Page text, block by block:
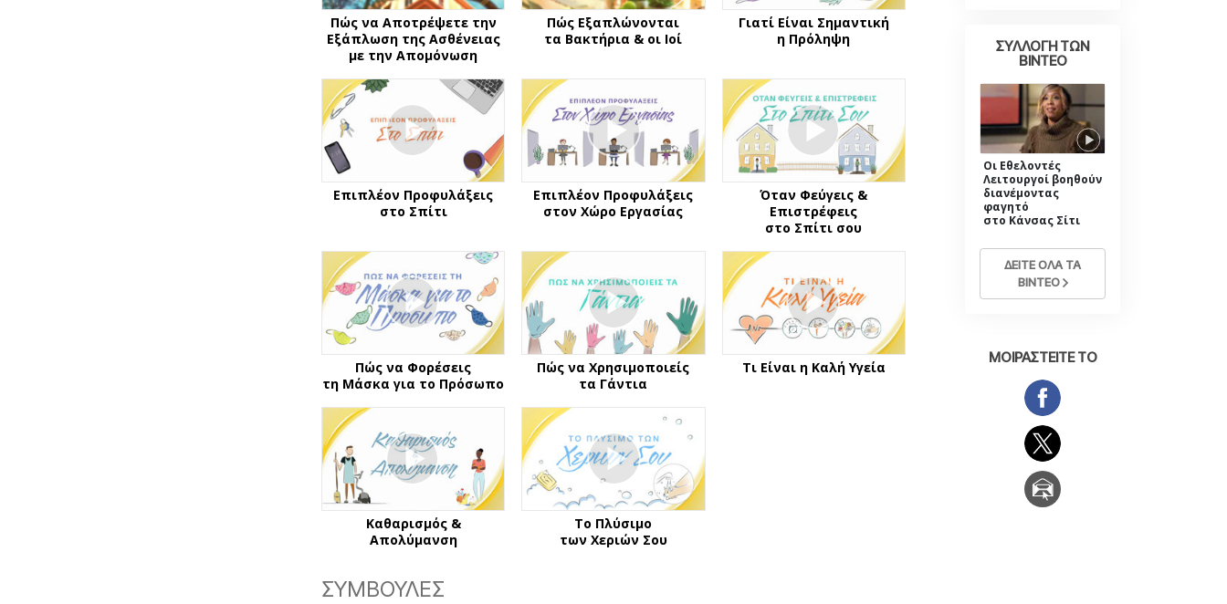
Πώς να Αποτρέψετε την
Εξάπλωση της Ασθένειας
με την Απομόνωση
Πώς Εξαπλώνονται
τα Βακτήρια & οι Ιοί
Γιατί Είναι Σημαντική
η Πρόληψη
Επιπλέον Προφυλάξεις
στο Σπίτι
Επιπλέον Προφυλάξεις
στον Χώρο Εργασίας
Όταν Φεύγεις &
Επιστρέφεις
στο Σπίτι σου
Πώς να Φορέσεις
τη Μάσκα για το Πρόσωπο
Πώς να Χρησιμοποιείς
τα Γάντια
Τι Είναι η Καλή Υγεία
Καθαρισμός &
Απολύμανση
Το Πλύσιμο
των Χεριών Σου
ΣΥΜΒΟΥΛΕΣ
ΣΥΛΛΟΓΗ ΤΩΝ
ΒΙΝΤΕΟ
Οι Εθελοντές
Λειτουργοί βοηθούν
διανέμοντας
φαγητό
στο Κάνσας Σίτι
ΔΕΙΤΕ ΟΛΑ ΤΑ
ΒΙΝΤΕΟ
ΜΟΙΡΑΣΤΕΙΤΕ ΤΟ